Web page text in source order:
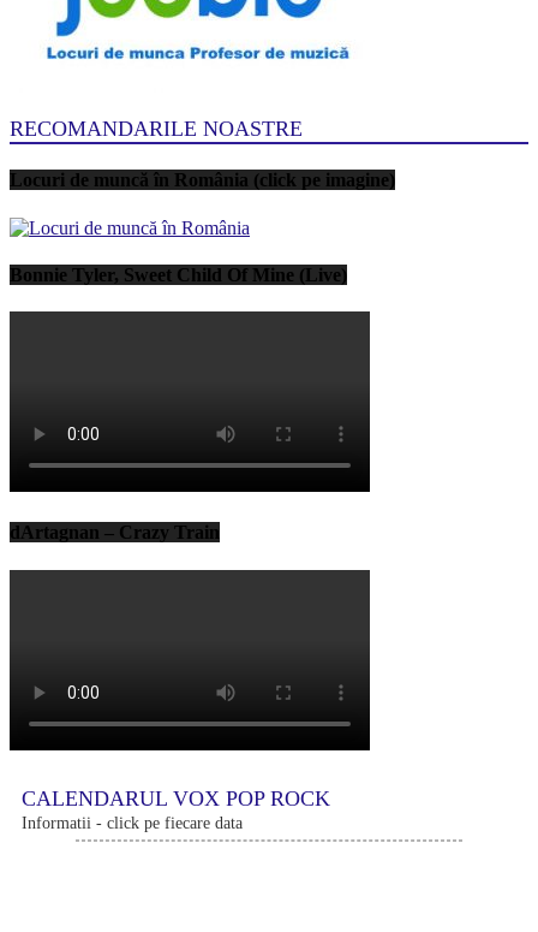
RECOMANDARILE NOASTRE
Locuri de muncă în România (click pe imagine)
Bonnie Tyler, Sweet Child Of Mine (Live)
dArtagnan – Crazy Train
CALENDARUL VOX POP ROCK
Informatii - click pe fiecare data